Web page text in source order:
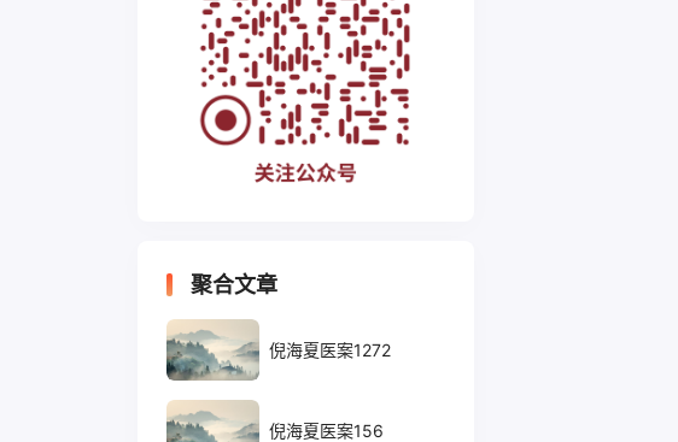
聚合文章
倪海夏医案1272
倪海夏医案156